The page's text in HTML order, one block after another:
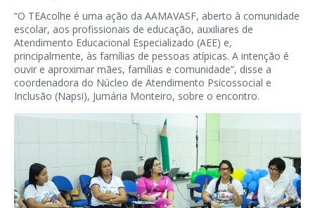
“O TEAcolhe é uma ação da AAMAVASF, aberto à comunidade
escolar, aos profissionais de educação, auxiliares de
Atendimento Educacional Especializado (AEE) e,
principalmente, às famílias de pessoas atípicas. A intenção é
ouvir e aproximar mães, famílias e comunidade”, disse a
coordenadora do Núcleo de Atendimento Psicossocial e
Inclusão (Napsi), Jumária Monteiro, sobre o encontro.